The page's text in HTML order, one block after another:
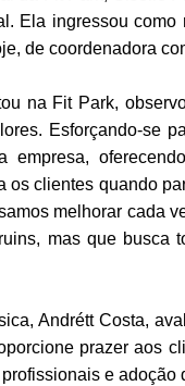
Ela ingressou
de coordenadora
na Fit Park,
Esforçando-se
empresa,
os clientes quando
melhorar cada
mas que
Andrétt Costa,
prazer aos
e adoção